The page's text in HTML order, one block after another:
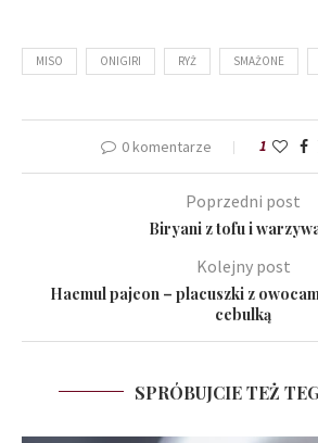
MISO ONIGIRI RYŻ SMAŻONE
0 komentarze 1
Poprzedni post
Biryani z tofu i
Kolejny post
Haemul pajeon – placuszki z
cebulką
SPRÓBUJCIE TEŻ